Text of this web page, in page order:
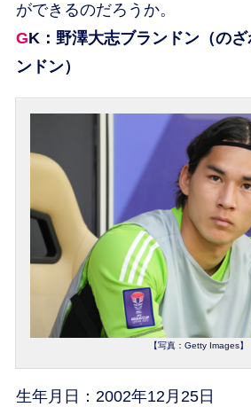
ができるのだろうか。
GK：野澤大志ブランドン（のざわ・たいし・ブラ
ンドン）
【写真：Getty Images】
生年月日：2002年12月25日